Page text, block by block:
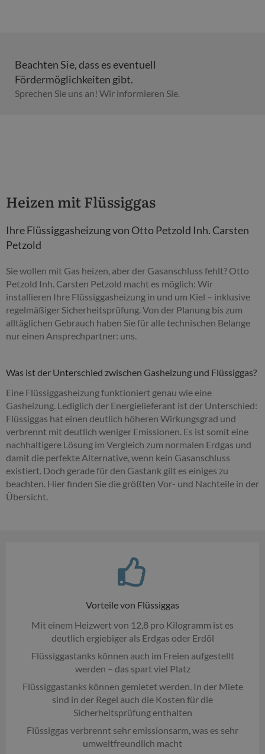
Beachten Sie, dass es eventuell
Fördermöglichkeiten gibt.
Sprechen Sie uns an! Wir informieren Sie.
Heizen mit Flüssiggas
Ihre Flüssiggasheizung von Otto Petzold Inh. Carsten
Petzold
Sie wollen mit Gas heizen, aber der Gasanschluss fehlt? Otto
Petzold Inh. Carsten Petzold macht es möglich: Wir
installieren Ihre Flüssiggasheizung in und um Kiel – inklusive
regelmäßiger Sicherheitsprüfung. Von der Planung bis zum
alltäglichen Gebrauch haben Sie für alle technischen Belange
nur einen Ansprechpartner: uns.
Was ist der Unterschied zwischen Gasheizung und Flüssiggas?
Eine Flüssiggasheizung funktioniert genau wie eine
Gasheizung. Lediglich der Energielieferant ist der Unterschied:
Flüssiggas hat einen deutlich höheren Wirkungsgrad und
verbrennt mit deutlich weniger Emissionen. Es ist somit eine
nachhaltigere Lösung im Vergleich zum normalen Erdgas und
damit die perfekte Alternative, wenn kein Gasanschluss
existiert. Doch gerade für den Gastank gilt es einiges zu
beachten. Hier finden Sie die größten Vor- und Nachteile in der
Übersicht.
Vorteile von Flüssiggas
Mit einem Heizwert von 12,8 pro Kilogramm ist es
deutlich ergiebiger als Erdgas oder Erdöl
Flüssiggastanks können auch im Freien aufgestellt
werden – das spart viel Platz
Flüssiggastanks können gemietet werden. In der Miete
sind in der Regel auch die Kosten für die
Sicherheitsprüfung enthalten
Flüssiggas verbrennt sehr emissionsarm, was es sehr
umweltfreundlich macht